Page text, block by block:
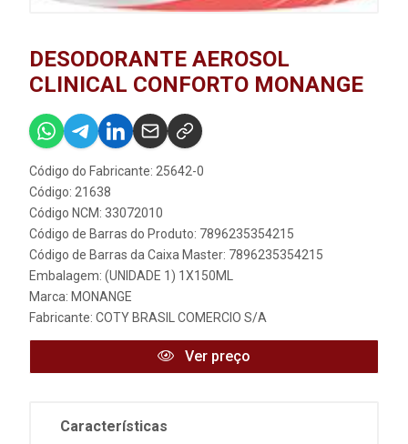
DESODORANTE AEROSOL
CLINICAL CONFORTO MONANGE
Código do Fabricante: 25642-0
Código: 21638
Código NCM: 33072010
Código de Barras do Produto: 7896235354215
Código de Barras da Caixa Master: 7896235354215
Embalagem: (UNIDADE 1) 1X150ML
Marca: MONANGE
Fabricante: COTY BRASIL COMERCIO S/A
Ver preço
Características